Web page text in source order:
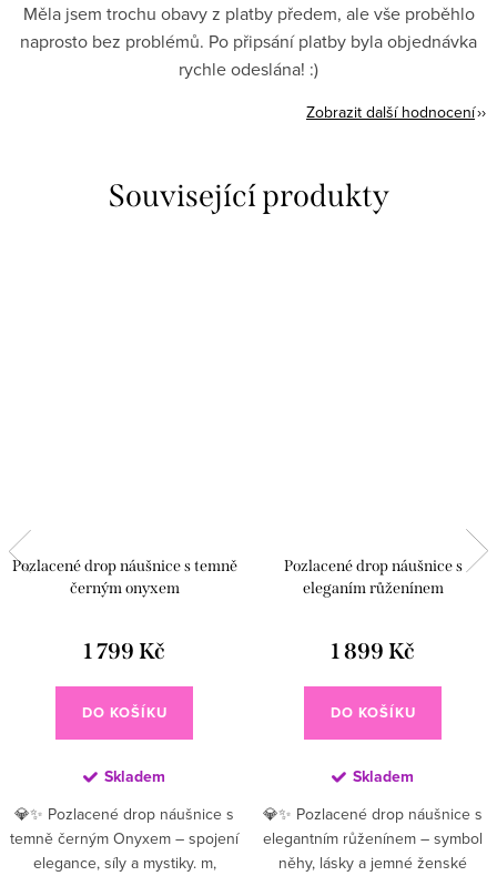
Měla jsem trochu obavy z platby předem, ale vše proběhlo
naprosto bez problémů. Po připsání platby byla objednávka
rychle odeslána! :)
Zobrazit další hodnocení
Související produkty
Pozlacené drop náušnice s temně
černým onyxem
1 799 Kč
DO KOŠÍKU
Skladem
💎✨ Pozlacené drop náušnice s
temně černým Onyxem – spojení
elegance, síly a mystiky. m,
Pozlacené drop náušnice s
eleganím růženínem
1 899 Kč
DO KOŠÍKU
Skladem
💎✨ Pozlacené drop náušnice s
elegantním růženínem – symbol
něhy, lásky a jemné ženské